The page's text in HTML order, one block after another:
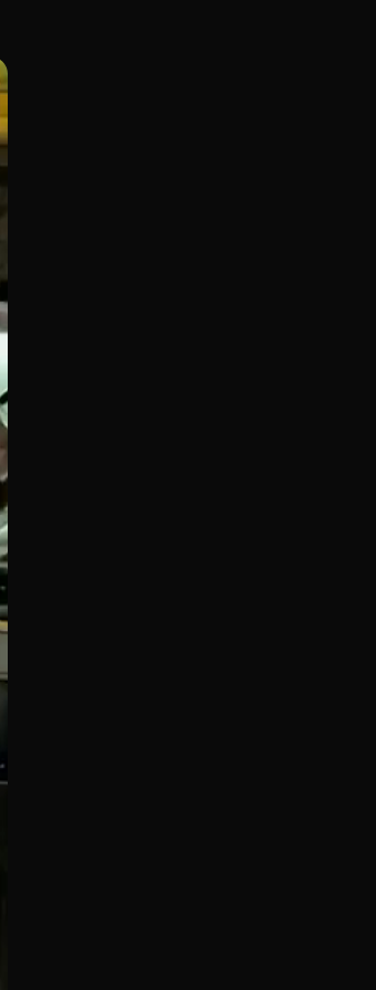
entre los vibrantes barrios de Chamberí
con una toma de Peppe Fusco,